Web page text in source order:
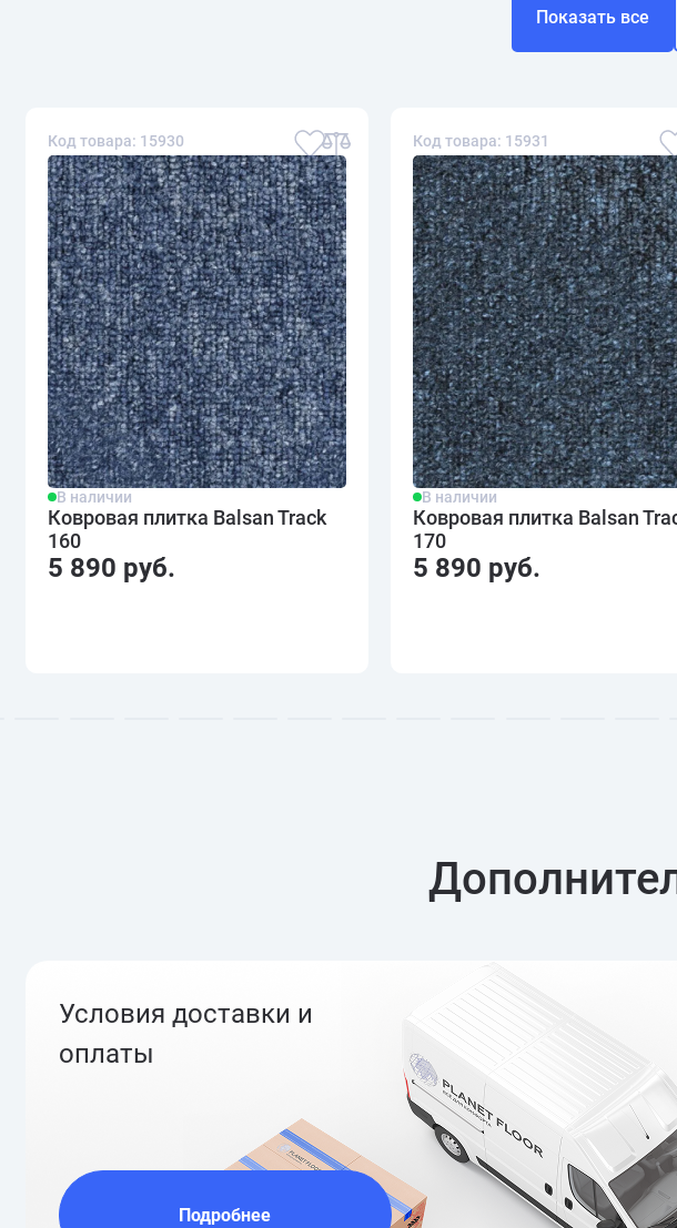
Показать все
Код товара: 15930
В наличии
Ковровая плитка Balsan Track
160
5 890 руб.
Код товара: 15931
В наличии
Ковровая плитка Balsan
170
5 890 руб.
Условия доставки и
оплаты
Подробнее